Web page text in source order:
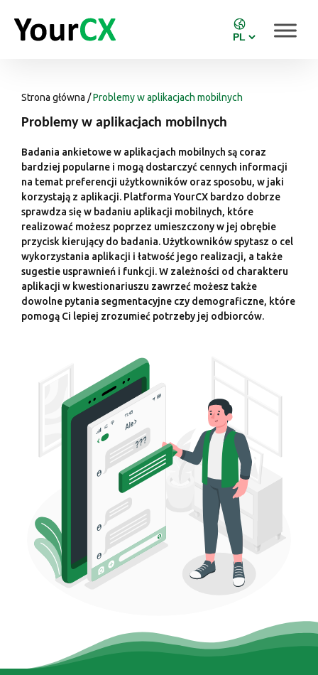
Strona główna /Problemy w aplikacjach mobilnych
Problemy w aplikacjach mobilnych
Badania ankietowe w aplikacjach mobilnych są coraz
bardziej popularne i mogą dostarczyć cennych informacji
na temat preferencji użytkowników oraz sposobu, w jaki
korzystają z aplikacji. Platforma YourCX bardzo dobrze
sprawdza się w badaniu aplikacji mobilnych, które
realizować możesz poprzez umieszczony w jej obrębie
przycisk kierujący do badania. Użytkowników spytasz o cel
wykorzystania aplikacji i łatwość jego realizacji, a także
sugestie usprawnień i funkcji. W zależności od charakteru
aplikacji w kwestionariuszu zawrzeć możesz także
dowolne pytania segmentacyjne czy demograficzne, które
pomogą Ci lepiej zrozumieć potrzeby jej odbiorców.